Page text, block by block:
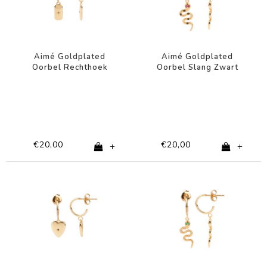
Aimé Goldplated
Oorbel Rechthoek
€20,00 +
Aimé Goldplated
Oorbel Slang Zwart
€20,00 +